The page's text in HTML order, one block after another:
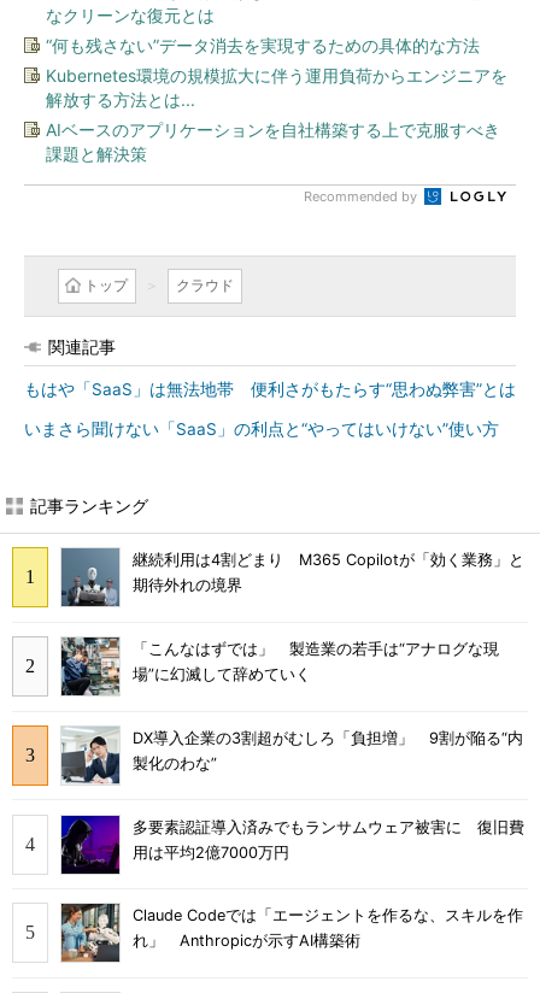
なクリーンな復元とは
“何も残さない”データ消去を実現するための具体的な方法
Kubernetes環境の規模拡大に伴う運用負荷からエンジニアを
解放する方法とは...
AIベースのアプリケーションを自社構築する上で克服すべき
課題と解決策
Recommended by
トップ クラウド
関連記事
もはや「SaaS」は無法地帯 便利さがもたらす“思わぬ弊害”とは
いまさら聞けない「SaaS」の利点と“やってはいけない”使い方
記事ランキング
継続利用は4割どまり M365 Copilotが「効く業務」と
期待外れの境界
「こんなはずでは」 製造業の若手は“アナログな現
場”に幻滅して辞めていく
DX導入企業の3割超がむしろ「負担増」 9割が陥る“内
製化のわな”
多要素認証導入済みでもランサムウェア被害に 復旧費
用は平均2億7000万円
Claude Codeでは「エージェントを作るな、スキルを作
れ」 Anthropicが示すAI構築術